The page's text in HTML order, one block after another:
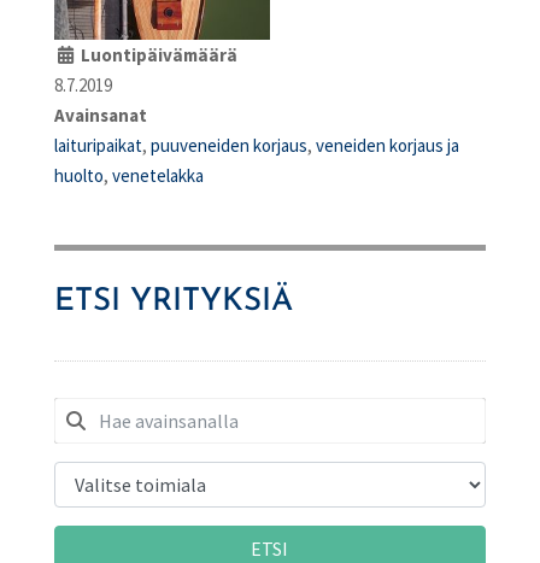
Luontipäivämäärä
8.7.2019
Avainsanat
laituripaikat, puuveneiden korjaus, veneiden korjaus ja
huolto, venetelakka
ETSI YRITYKSIÄ
ETSI